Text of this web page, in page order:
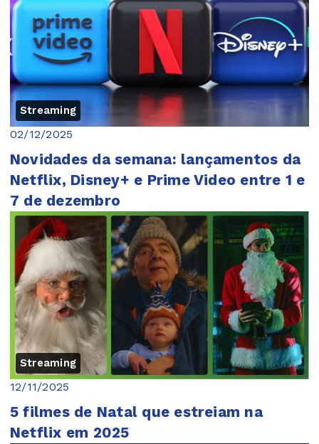
Streaming
02/12/2025
Novidades da semana: lançamentos da
Netflix, Disney+ e Prime Video entre 1 e
7 de dezembro
Streaming
12/11/2025
5 filmes de Natal que estreiam na
Netflix em 2025